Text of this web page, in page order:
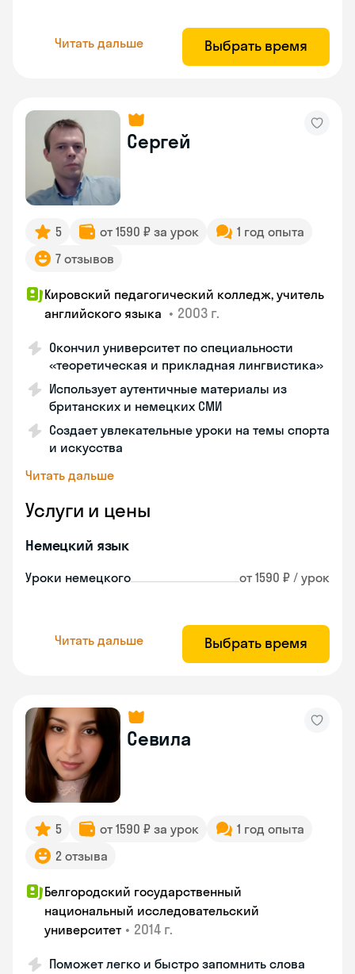
Читать дальше Выбрать время
Сергей
5 от 1590 ₽ за урок
1 год опыта
7 отзывов
Кировский педагогический колледж, учитель
английского языка • 2003 г.
Окончил университет по специальности
«теоретическая и прикладная лингвистика»
Использует аутентичные материалы из
британских и немецких СМИ
Создает увлекательные уроки на темы спорта
и искусства
Читать дальше
Услуги и цены
Немецкий язык
Уроки немецкого от 1590 ₽ / урок
Читать дальше Выбрать время
Севила
5 от 1590 ₽ за урок
1 год опыта
2 отзыва
Белгородский государственный
национальный исследовательский
университет • 2014 г.
Поможет легко и быстро запомнить слова